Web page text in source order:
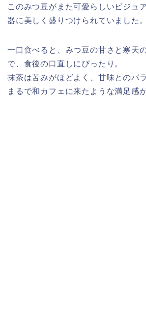
このみつ豆がまた可愛らしいビジュ
器に美しく盛りつけられていました。
一口食べると、みつ豆の甘さと寒天
で、食後の口直しにぴったり。
抹茶は苦みがほどよく、甘味とのバ
まるで和カフェに来たような満足感